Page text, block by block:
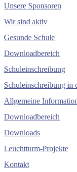
Unsere Sponsoren
Wir sind aktiv
Gesunde Schule
Downloadbereich
Schuleinschreibung
Schuleinschreibung in
Allgemeine
Downloadbereich
Downloads
Leuchtturm-Projekte
Kontakt